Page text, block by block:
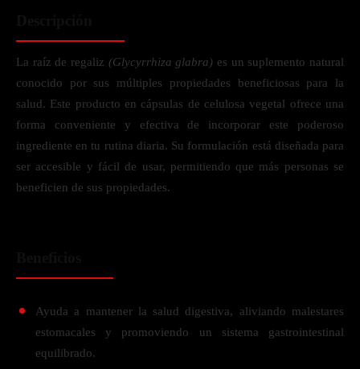
La raíz de regaliz (Glycyrrhiza glabra) es un suplemento natural
conocido por sus múltiples propiedades beneficiosas para la
salud. Este producto en cápsulas de celulosa vegetal ofrece una
forma conveniente y efectiva de incorporar este poderoso
ingrediente en tu rutina diaria. Su formulación está diseñada para
ser accesible y fácil de usar, permitiendo que más personas se
beneficien de sus propiedades.
Ayuda a mantener la salud digestiva, aliviando malestares
estomacales y promoviendo un sistema gastrointestinal
equilibrado.